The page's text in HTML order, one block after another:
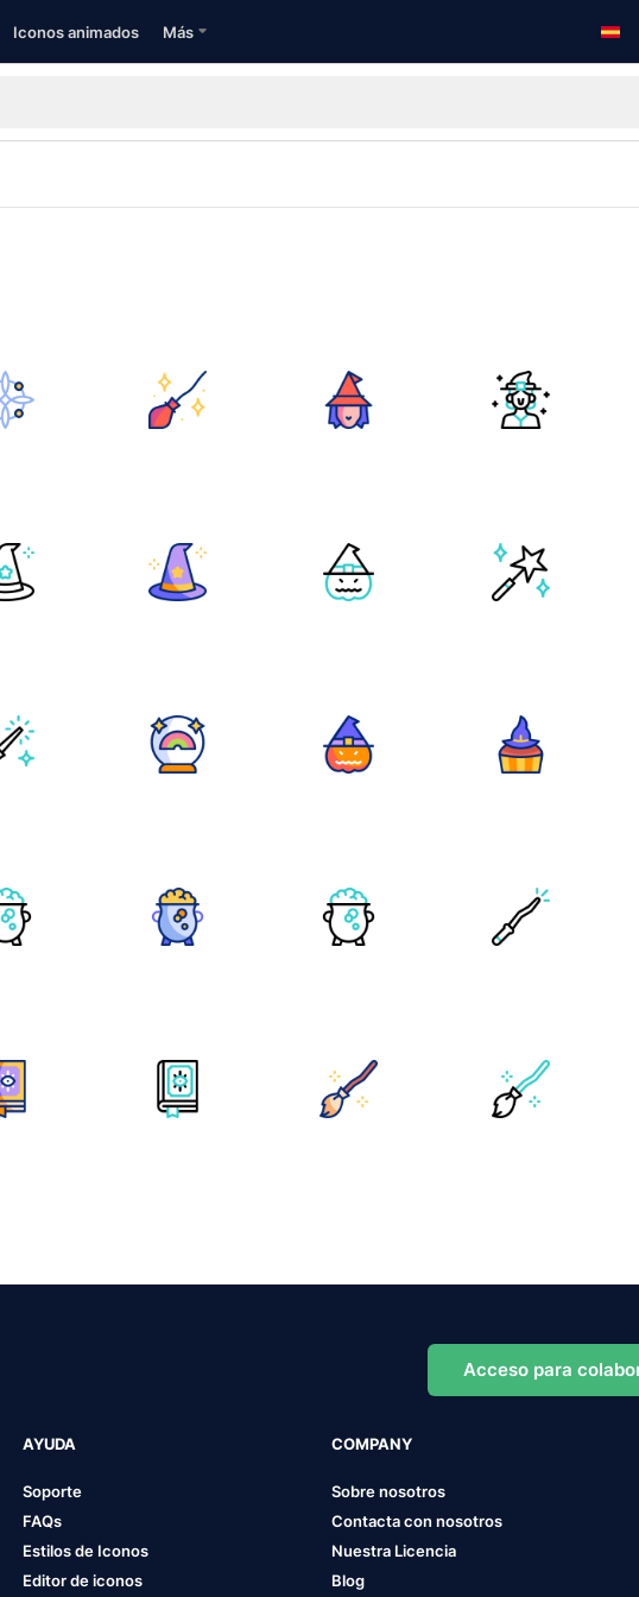
Iconos animados Más
Acceso para
AYUDA
Soporte
FAQs
Estilos de Iconos
Editor de iconos
COMPANY
Sobre nosotros
Contacta con nosotros
Nuestra Licencia
Blog